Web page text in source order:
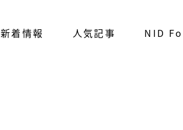
新着情報 人気記事 NID